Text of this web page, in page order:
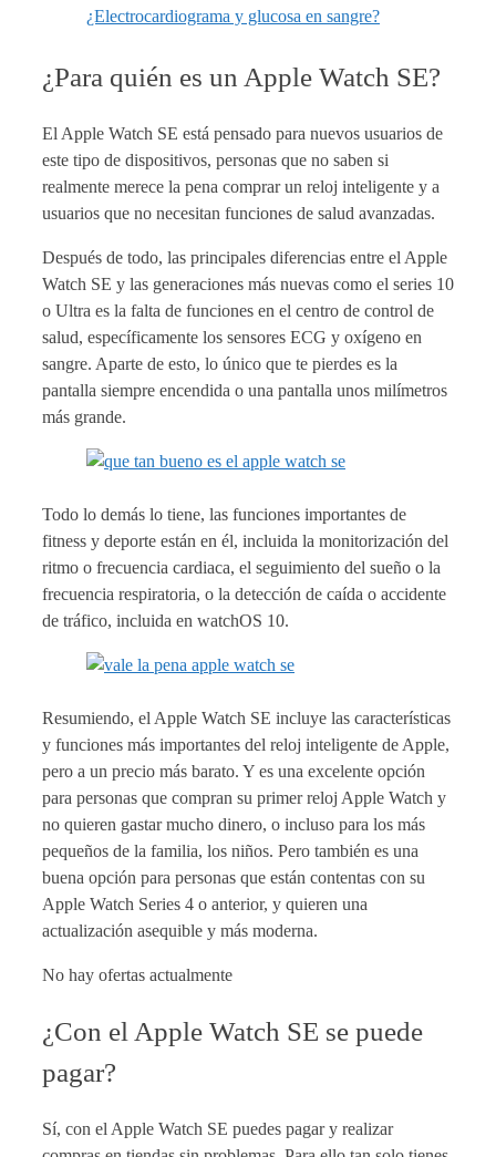
¿Electrocardiograma y glucosa en sangre?
¿Para quién es un Apple Watch SE?
El Apple Watch SE está pensado para nuevos usuarios de
este tipo de dispositivos, personas que no saben si
realmente merece la pena comprar un reloj inteligente y a
usuarios que no necesitan funciones de salud avanzadas.
Después de todo, las principales diferencias entre el Apple
Watch SE y las generaciones más nuevas como el series 10
o Ultra es la falta de funciones en el centro de control de
salud, específicamente los sensores ECG y oxígeno en
sangre. Aparte de esto, lo único que te pierdes es la
pantalla siempre encendida o una pantalla unos milímetros
más grande.
Todo lo demás lo tiene, las funciones importantes de
fitness y deporte están en él, incluida la monitorización del
ritmo o frecuencia cardiaca, el seguimiento del sueño o la
frecuencia respiratoria, o la detección de caída o accidente
de tráfico, incluida en watchOS 10.
Resumiendo, el Apple Watch SE incluye las características
y funciones más importantes del reloj inteligente de Apple,
pero a un precio más barato. Y es una excelente opción
para personas que compran su primer reloj Apple Watch y
no quieren gastar mucho dinero, o incluso para los más
pequeños de la familia, los niños. Pero también es una
buena opción para personas que están contentas con su
Apple Watch Series 4 o anterior, y quieren una
actualización asequible y más moderna.
No hay ofertas actualmente
¿Con el Apple Watch SE se puede
pagar?
Sí, con el Apple Watch SE puedes pagar y realizar